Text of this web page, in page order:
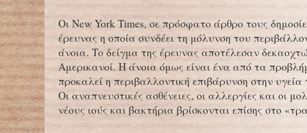
Οι New York Times, σε πρόσφατο άρθρο τους
έρευνας η οποία συνδέει τη μόλυνση του
άνοια. Το δείγμα της έρευνας αποτέλεσαν
Αμερικανοί. Η άνοια όμως είναι ένα από τα
προκαλεί η περιβαλλοντική επιβάρυνση στην
Οι αναπνευστικές ασθένειες, οι αλλεργίες και οι
νέους ιούς και βακτήρια βρίσκονται επίσης στο